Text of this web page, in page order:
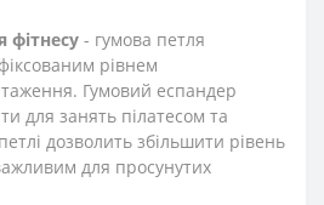
фітнесу - гумова петля
рівнем
Гумовий еспандер
для занять пілатесом та
дозволить збільшити рівень
для просунутих